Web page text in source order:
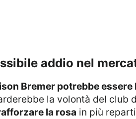
addio nel
Bremer potrebbe
la volontà del club
la rosa in più